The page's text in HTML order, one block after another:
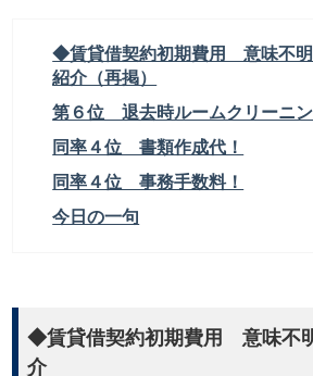
◆賃貸借契約初期費用 意味不
紹介（再掲）
第６位 退去時ルームクリーニン
同率４位 書類作成代！
同率４位 事務手数料！
今日の一句
◆賃貸借契約初期費用 意味不
介